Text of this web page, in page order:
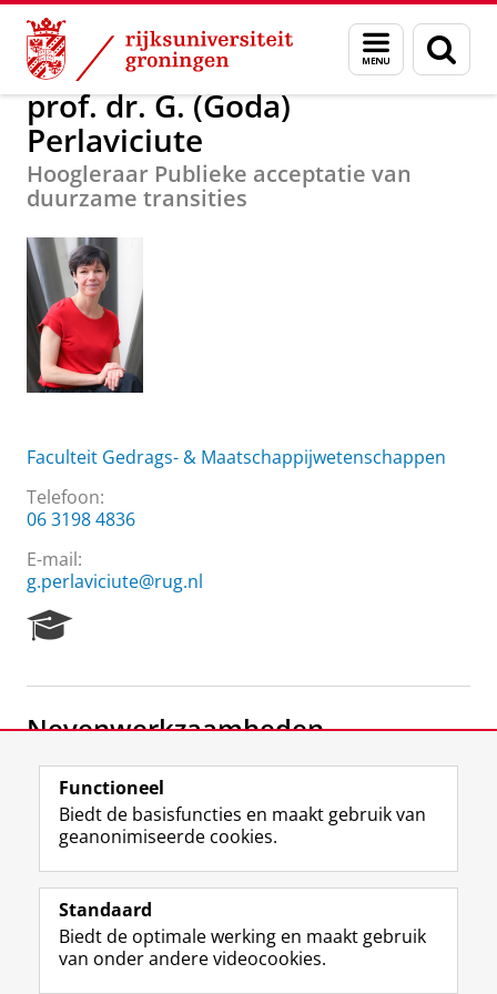
Skip
Content
Skip
Navigation
Menu
en
zoeken
Over ons prof. dr. G. (Goda) Perlaviciute
prof. dr. G. (Goda)
Perlaviciute
Hoogleraar Publieke acceptatie van
duurzame transities
Faculteit Gedrags- & Maatschappijwetenschappen
Telefoon:
06 3198 4836
E-mail:
g.perlaviciute@rug.nl
e
r
P
o
r
t
a
l
Nevenwerkzaamheden
Lid Raad voor Energie
Raad voor Energie
Volg de RUG
F
a
e
b
L
i
k
e
R
S
-
f
I
n
t
Y
o
T
Studiekiezers
Functioneel
Biedt de basisfuncties en maakt gebruik van
geanonimiseerde cookies.
Standaard
Biedt de optimale werking en maakt gebruik
van onder andere videocookies.